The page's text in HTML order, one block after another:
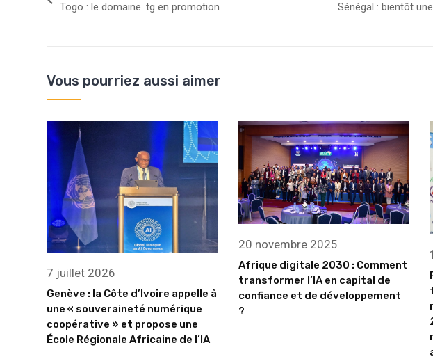
Togo : le domaine .tg en promotion
Sénégal : bientôt
Vous pourriez aussi aimer
7 juillet 2026
Genève : la Côte d’Ivoire appelle à
une « souveraineté numérique
coopérative » et propose une
École Régionale Africaine de l’IA
20 novembre 2025
Afrique digitale 2030 : Comment
transformer l’IA en capital de
confiance et de développement
?